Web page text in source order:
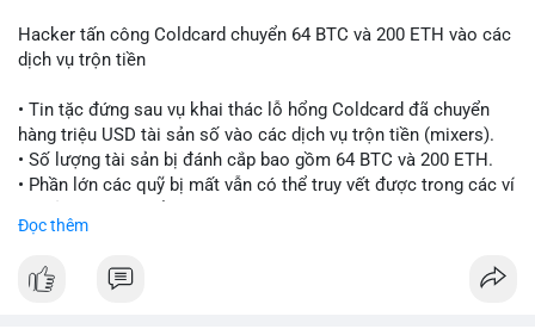
Hacker tấn công Coldcard chuyển 64 BTC và 200 ETH vào các
dịch vụ trộn tiền
• Tin tặc đứng sau vụ khai thác lỗ hổng Coldcard đã chuyển
hàng triệu USD tài sản số vào các dịch vụ trộn tiền (mixers).
• Số lượng tài sản bị đánh cắp bao gồm 64 BTC và 200 ETH.
• Phần lớn các quỹ bị mất vẫn có thể truy vết được trong các ví
#cryptonews
Đọc thêm